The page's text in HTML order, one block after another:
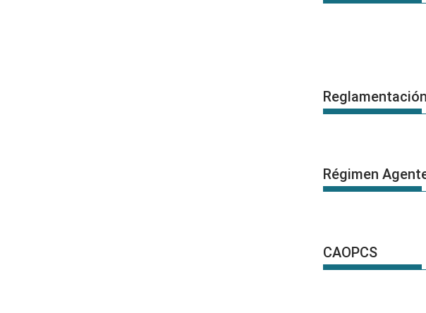
Régimen
CAOPCS